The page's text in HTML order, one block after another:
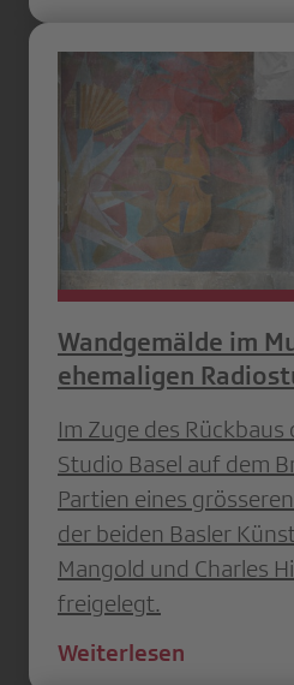
Wandgemälde im
ehemaligen
Im Zuge des Rückbaus
Studio Basel auf dem
Partien eines
der beiden Basler
Mangold und Charles
freigelegt.
Weiterlesen